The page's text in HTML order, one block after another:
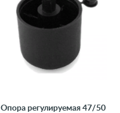
Опора регулируемая 47/50